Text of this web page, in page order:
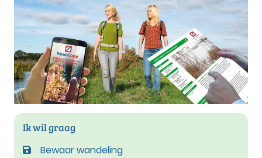
Ik wil graag
Bewaar wandeling